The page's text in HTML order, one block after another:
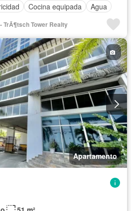
Cocina equipada Agua
TrÃ¶tsch Tower Realty
Apartamento